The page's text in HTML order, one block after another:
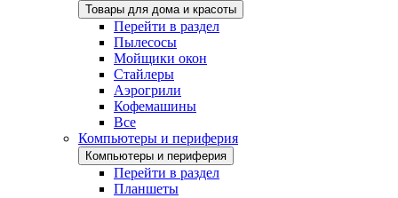
Товары для дома и красоты
Перейти в раздел
Пылесосы
Мойщики окон
Стайлеры
Аэрогрили
Кофемашины
Все
Компьютеры и периферия
Компьютеры и периферия
Перейти в раздел
Планшеты